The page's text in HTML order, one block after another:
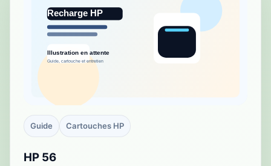
Guide Cartouches HP
HP 56